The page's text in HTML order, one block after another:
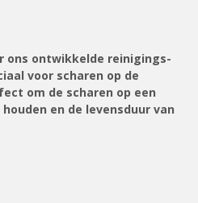
ons ontwikkelde reinigings-
voor scharen op de
om de scharen op een
en de levensduur van